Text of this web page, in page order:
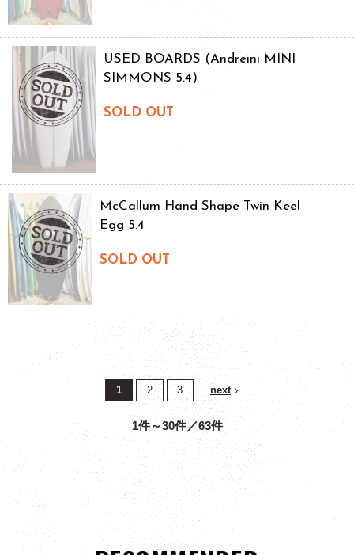
USED BOARDS (Andreini MINI
SIMMONS 5.4)
SOLD OUT
McCallum Hand Shape Twin Keel
Egg 5.4
SOLD OUT
1 2 3 next
1件～30件／63件